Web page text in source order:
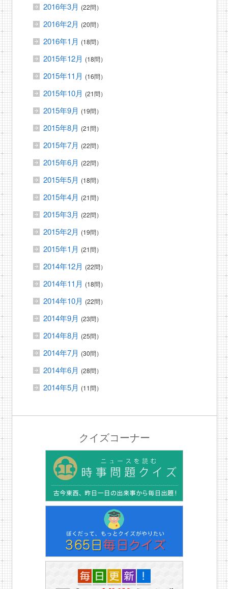
2016年3月 (22問）
2016年2月 (20問）
2016年1月 (18問）
2015年12月 (18問）
2015年11月 (16問）
2015年10月 (21問）
2015年9月 (19問）
2015年8月 (21問）
2015年7月 (22問）
2015年6月 (22問）
2015年5月 (18問）
2015年4月 (21問）
2015年3月 (22問）
2015年2月 (19問）
2015年1月 (21問）
2014年12月 (22問）
2014年11月 (18問）
2014年10月 (22問）
2014年9月 (23問）
2014年8月 (25問）
2014年7月 (30問）
2014年6月 (28問）
2014年5月 (11問）
クイズコーナー